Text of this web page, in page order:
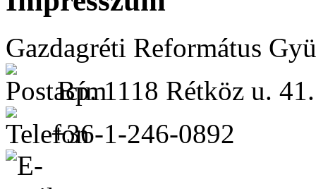
Gazdagréti Református
Bp. 1118 Rétköz u. 41.
+36-1-246-0892